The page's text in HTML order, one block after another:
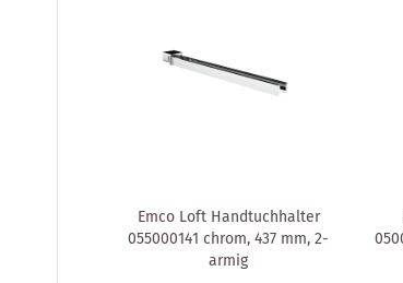
Emco Loft Handtuchhalter
055000141 chrom, 437 mm, 2-
armig